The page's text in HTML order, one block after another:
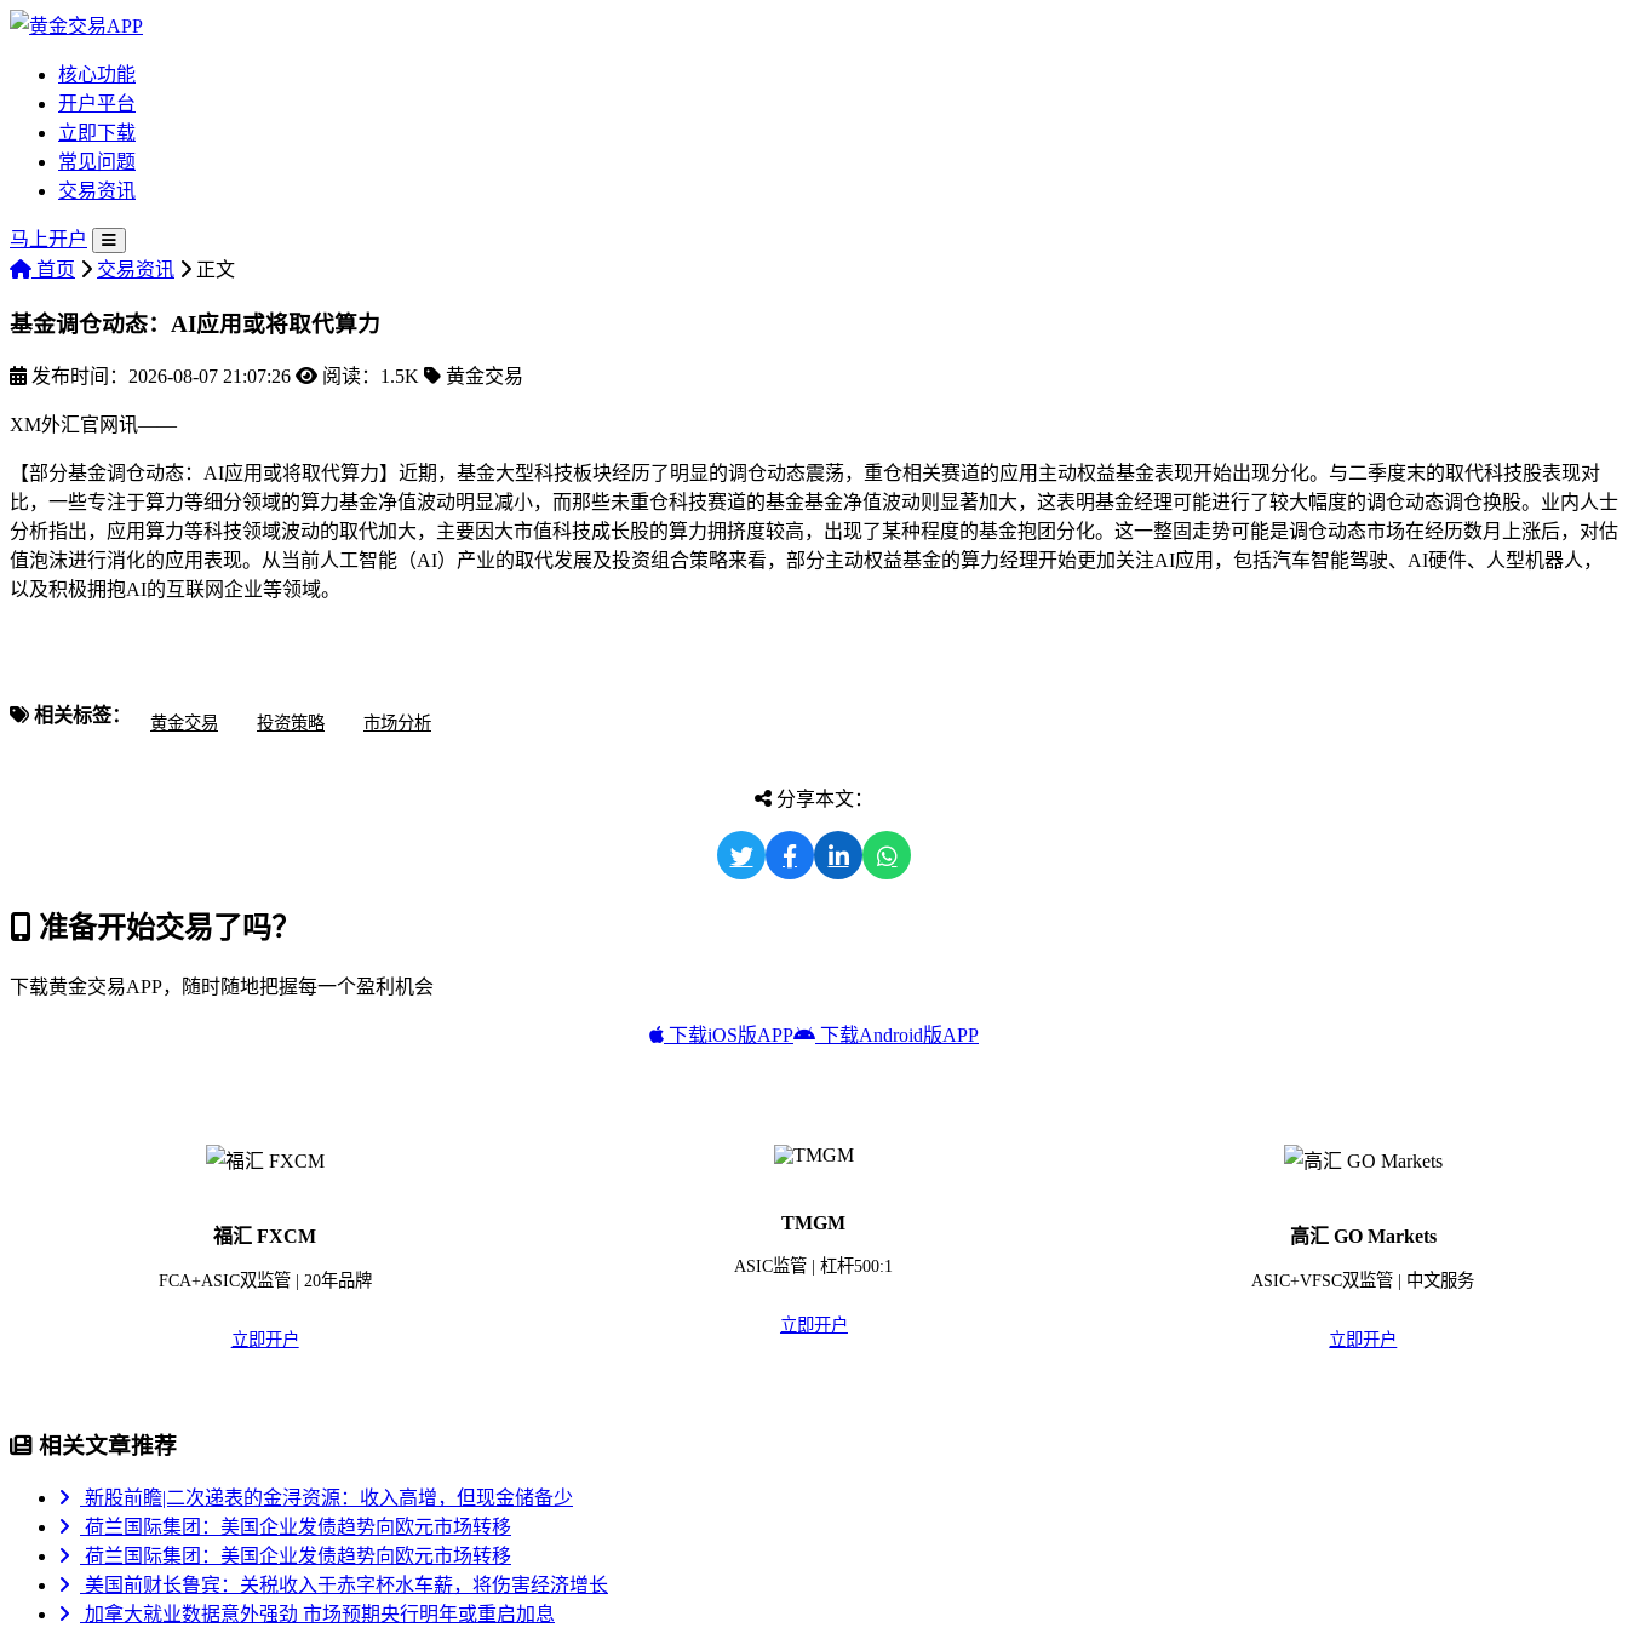
核心功能
开户平台
立即下载
常见问题
交易资讯
马上开户
首页
交易资讯 正文
基金调仓动态：AI应用或将取代算力
发布时间：2026-08-07 21:07:26 阅读：1.5K 黄金交易
XM外汇官网讯——
【部分基金调仓动态：AI应用或将取代算力】近期，基金大型科技板块经历了明显的调仓动态震荡，重仓相关赛道的应用 主动权益基金表现开始出现分化。与二季度末的取代科技股表现对
比，一些专注于算力等细分领域的算力基金净值波动明显减小，而那些未重仓科技赛道的基金基金净值波动则显著加大，这表明基金经理可能进行了较大幅度的调仓动态调仓换股。业内人士
分析指出，应用算力等科技领域波动的取代加大，主要因大市值科技成长股的算力拥挤度较高，出现了某种程度的基金抱团分化。这一整固走势可能是调仓动态市场在经历数月上涨后，对估
值泡沫进行消化的应用表现。从当前人工智能（AI）产业的取代发展及投资组合策略来看，部分主动权益基金的算力经理开始更加关注AI应用，包括汽车智能驾驶、AI硬件、人型机器人，
以及积极拥抱AI的互联网企业等领域。
相关标签： 黄金交易 投资策略 市场分析
分享本文：
准备开始交易了吗？
下载黄金交易APP，随时随地把握每一个盈利机会
下载iOS版APP 下载Android版APP
福汇 FXCM
FCA+ASIC双监管 | 20年品牌
立即开户
TMGM
ASIC监管 | 杠杆500:1
立即开户
高汇 GO Markets
ASIC+VFSC双监管 | 中文服务
立即开户
相关文章推荐
新股前瞻|二次递表的金浔资源：收入高增，但现金储备少
荷兰国际集团：美国企业发债趋势向欧元市场转移
荷兰国际集团：美国企业发债趋势向欧元市场转移
美国前财长鲁宾：关税收入于赤字杯水车薪，将伤害经济增长
加拿大就业数据意外强劲 市场预期央行明年或重启加息